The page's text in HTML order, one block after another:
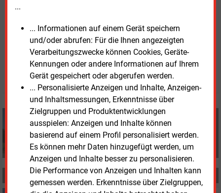
...
... Informationen auf einem Gerät speichern
und/oder abrufen: Für die Ihnen angezeigten
Verarbeitungszwecke können Cookies, Geräte-
Kennungen oder andere Informationen auf Ihrem
Gerät gespeichert oder abgerufen werden.
... Personalisierte Anzeigen und Inhalte, Anzeigen-
und Inhaltsmessungen, Erkenntnisse über
Zielgruppen und Produktentwicklungen
ausspielen: Anzeigen und Inhalte können
basierend auf einem Profil personalisiert werden.
Es können mehr Daten hinzugefügt werden, um
Anzeigen und Inhalte besser zu personalisieren.
Die Performance von Anzeigen und Inhalten kann
gemessen werden. Erkenntnisse über Zielgruppen,
Montag, 20.04.2026, 17:23 Uhr
Manfred Fischer
© 2026 Energie & Management GmbH
Manfred Fischer
+49 (0) 8152 9311 0
info@energie-und-management.de
MEHR ZUM THEMA